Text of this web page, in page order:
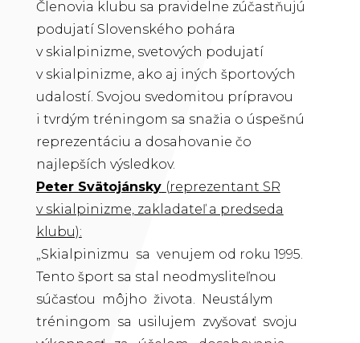
Členovia klubu sa pravidelne zúčastňujú
podujatí Slovenského pohára
v skialpinizme, svetových podujatí
v skialpinizme, ako aj iných športových
udalostí. Svojou svedomitou prípravou
i tvrdým tréningom sa snažia o úspešnú
reprezentáciu a dosahovanie čo
najlepších výsledkov.
Peter Svätojánsky (reprezentant SR
v skialpinizme, zakladateľ a predseda
klubu):
„Skialpinizmu sa venujem od roku 1995.
Tento šport sa stal neodmysliteľnou
súčasťou môjho života. Neustálym
tréningom sa usilujem zvyšovať svoju